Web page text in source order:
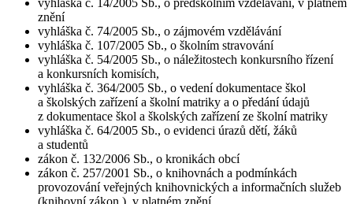
znění
vyhláška č. 74/2005 Sb., o zájmovém vzdělávání
vyhláška č. 107/2005 Sb., o školním stravování
vyhláška č. 54/2005 Sb., o náležitostech konkursního řízení
a konkursních komisích,
vyhláška č. 364/2005 Sb., o vedení dokumentace škol
a školských zařízení a školní matriky a o předání údajů
z dokumentace škol a školských zařízení ze školní matriky
vyhláška č. 64/2005 Sb., o evidenci úrazů dětí, žáků
a studentů
zákon č. 132/2006 Sb., o kronikách obcí
zákon č. 257/2001 Sb., o knihovnách a podmínkách
provozování veřejných knihovnických a informačních služeb
(knihovní zákon ), v platném znění